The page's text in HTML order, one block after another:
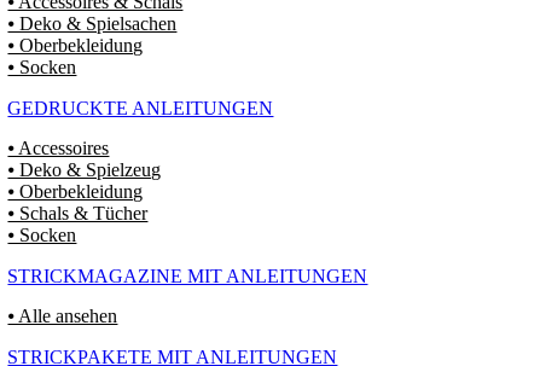
⦁ Deko & Spielsachen
⦁ Oberbekleidung
⦁ Socken
GEDRUCKTE ANLEITUNGEN
⦁ Accessoires
⦁ Deko & Spielzeug
⦁ Oberbekleidung
⦁ Schals & Tücher
⦁ Socken
STRICKMAGAZINE MIT ANLEITUNGEN
⦁ Alle ansehen
STRICKPAKETE MIT ANLEITUNGEN